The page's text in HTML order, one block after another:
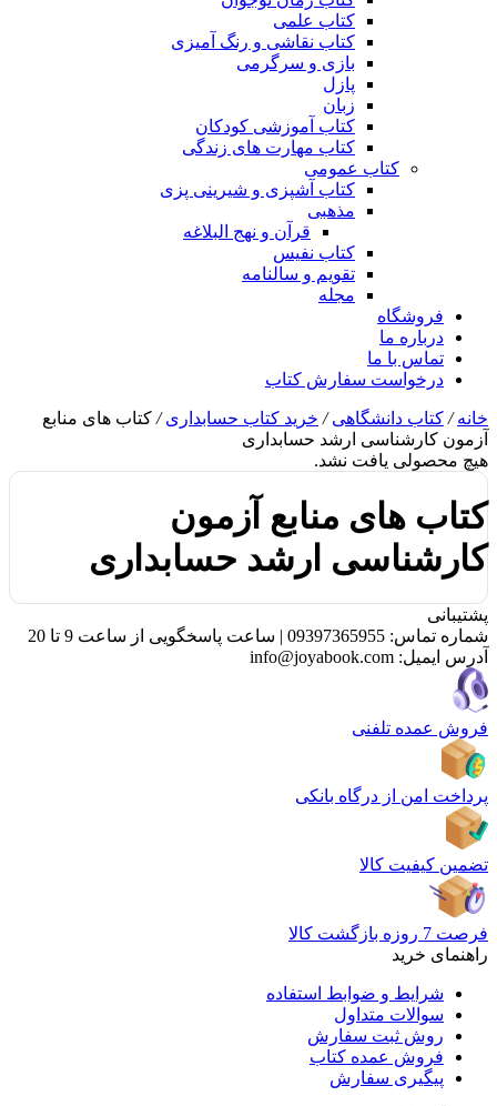
کتاب علمی
کتاب نقاشی و رنگ آمیزی
بازی و سرگرمی
پازل
زبان
کتاب آموزشی کودکان
کتاب مهارت های زندگی
کتاب عمومی
کتاب آشپزی و شیرینی پزی
مذهبی
قرآن و نهج البلاغه
کتاب نفیس
تقویم و سالنامه
مجله
فروشگاه
درباره ما
تماس با ما
درخواست سفارش کتاب
خانه/ کتاب دانشگاهی/ خرید کتاب حسابداری/ کتاب های منابع
آزمون کارشناسی ارشد حسابداری
هیچ محصولی یافت نشد.
کتاب های منابع آزمون
کارشناسی ارشد حسابداری
پشتیبانی
شماره تماس: 09397365955
ساعت پاسخگویی از ساعت 9 تا 20
آدرس ایمیل: info@joyabook.com
فروش عمده تلفنی
پرداخت امن از درگاه بانکی
تضمین کیفیت کالا
فرصت 7 روزه بازگشت کالا
راهنمای خرید
شرایط و ضوابط استفاده
سوالات متداول
روش ثبت سفارش
فروش عمده کتاب
پیگیری سفارش